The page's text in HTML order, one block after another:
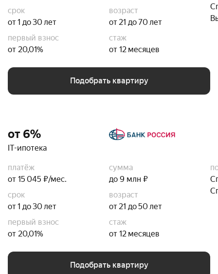
срок
от 1 до 30 лет
возраст
от 21 до 70 лет
первый взнос
от 20,01%
стаж
от 12 месяцев
Подобрать квартиру
от 6%
IT-ипотека
платёж
от 15 045 ₽/мес.
сумма
до 9 млн ₽
срок
от 1 до 30 лет
возраст
от 21 до 50 лет
первый взнос
от 20,01%
стаж
от 12 месяцев
Подобрать квартиру